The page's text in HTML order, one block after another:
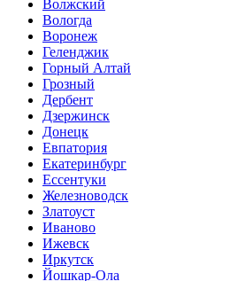
Волжский
Вологда
Воронеж
Геленджик
Горный Алтай
Грозный
Дербент
Дзержинск
Донецк
Евпатория
Екатеринбург
Ессентуки
Железноводск
Златоуст
Иваново
Ижевск
Иркутск
Йошкар-Ола